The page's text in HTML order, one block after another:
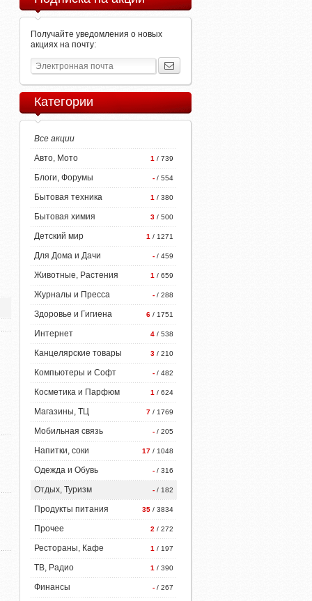
Получайте уведомления о новых
акциях на почту:
Категории
Все акции
1 / 739
Авто, Мото
- / 554
Блоги, Форумы
1 / 380
Бытовая техника
3 / 500
Бытовая химия
1 / 1271
Детский мир
- / 459
Для Дома и Дачи
1 / 659
Животные, Растения
- / 288
Журналы и Пресса
6 / 1751
Здоровье и Гигиена
4 / 538
Интернет
3 / 210
Канцелярские товары
- / 482
Компьютеры и Софт
1 / 624
Косметика и Парфюм
7 / 1769
Магазины, ТЦ
- / 205
Мобильная связь
17 / 1048
Напитки, соки
- / 316
Одежда и Обувь
- / 182
Отдых, Туризм
35 / 3834
Продукты питания
2 / 272
Прочее
1 / 197
Рестораны, Кафе
1 / 390
ТВ, Радио
- / 267
Финансы